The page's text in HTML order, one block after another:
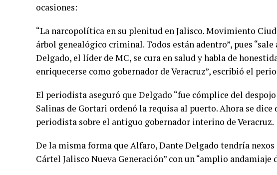
ocasiones:
“La narcopolítica en su plenitud en Jalisco. Movimiento
árbol genealógico criminal. Todos están adentro”, pues
Delgado, el líder de MC, se cura en salud y habla de
enriquecerse como gobernador de Veracruz”, escribió el
El periodista aseguró que Delgado “fue cómplice del
Salinas de Gortari ordenó la requisa al puerto. Ahora se dice
periodista sobre el antiguo gobernador interino de Veracruz.
De la misma forma que Alfaro, Dante Delgado tendría nexos
Cártel Jalisco Nueva Generación” con un “amplio andamiaje